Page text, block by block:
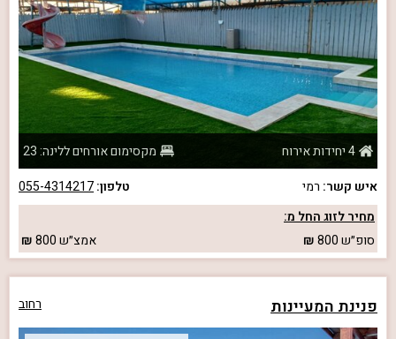
4 יחידות אירוח
מקסימום אורחים ללינה: 23
איש קשר: רמי טלפון:055-4314217
מחיר לזוג החל מ:
סופ״ש800 אמצ״ש800
פנינת המעיינות רחוב